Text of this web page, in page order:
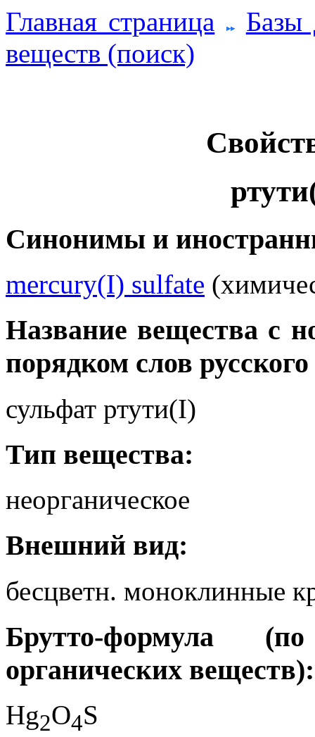
Главная страница
Базы
веществ (поиск)
Синонимы и
mercury(I) sulfate
Название вещества с
порядком слов
сульфат ртути(I)
Тип вещества:
неорганическое
Внешний вид:
бесцветн. моноклинные
Брутто-формула
органических веществ):
Hg2O4S